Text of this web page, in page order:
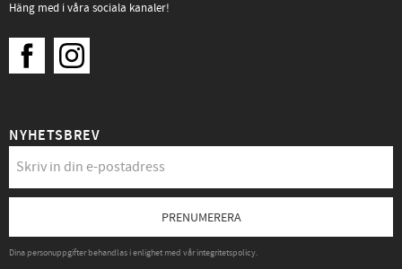
Häng med i våra sociala kanaler!
NYHETSBREV
PRENUMERERA
Dina personuppgifter behandlas i enlighet med vårintegritetspolicy.